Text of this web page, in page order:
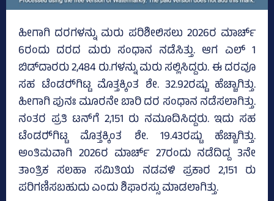
ಹೀಗಾಗಿ ದರಗಳನ್ನು ಮರು ಪರಿಶೀಲಿಸಲು 2026ರ ಮಾರ್ಚ್‌
6ರಂದು ದರದ ಮರು ಸಂಧಾನ ನಡೆಸಿತ್ತು. ಆಗ ಎಲ್‌ 1
ಬಿಡ್‌ದಾರರು 2,484 ರು.ಗಳನ್ನು ಮರು ಸಲ್ಲಿಸಿದ್ದರು. ಈ ದರವೂ
ಸಹ ಟೆಂಡರ್‍‌ಗಿಟ್ಟ ಮೊತ್ತಕ್ಕಿಂತ ಶೇ. 32.92ರಷ್ಟು ಹೆಚ್ಚಾಗಿತ್ತು.
ಹೀಗಾಗಿ ಪುನಃ ಮೂರನೇ ಬಾರಿ ದರ ಸಂಧಾನ ನಡೆಸಲಾಗಿತ್ತು.
ನಂತರ ಪ್ರತಿ ಟನ್‌ಗೆ 2,151 ರು ನಮೂದಿಸಿದ್ದರು. ಇದು ಸಹ
ಟೆಂಡರ್‍‌ಗಿಟ್ಟ ಮೊತ್ತಕ್ಕಿಂತ ಶೇ. 19.43ರಷ್ಟು ಹೆಚ್ಚಾಗಿತ್ತು.
ಅಂತಿಮವಾಗಿ 2026ರ ಮಾರ್ಚ್‌ 27ರಂದು ನಡೆದಿದ್ದ 3ನೇ
ತಾಂತ್ರಿಕ ಸಲಹಾ ಸಮಿತಿಯ ನಡವಳಿ ಪ್ರಕಾರ 2,151 ರು
ಪರಿಗಣಿಸಬಹುದು ಎಂದು ಶಿಫಾರಸ್ಸು ಮಾಡಲಾಗಿತ್ತು.